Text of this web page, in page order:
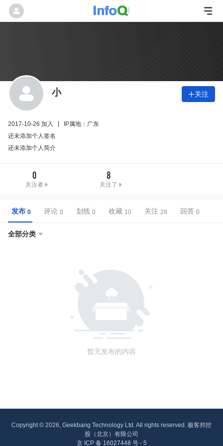
小 关注
2017-10-26 加入
IP属地：广东
还未添加个人签名
还未添加个人简介
0
关注者
8
关注了
发布 评论 划线 收藏 关注 回答
全部分类 
暂无发布的内容
Copyright © 2026, Geekbang Technology Ltd. All rights reserved. 极客邦控
股（北京）有限公司
京 ICP 备 16027448 号 - 5